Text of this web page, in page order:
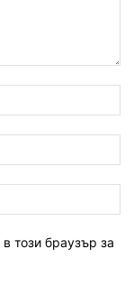
този браузър за